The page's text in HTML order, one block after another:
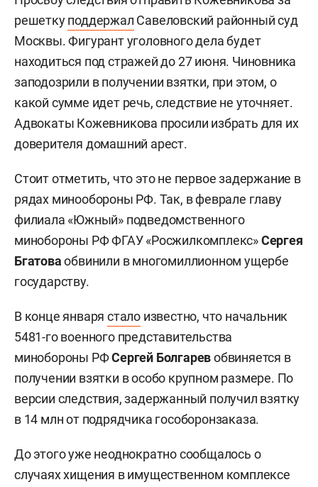
решеткуподдержал Савеловский районный суд
Москвы. Фигурант уголовного дела будет
находиться под стражей до 27 июня. Чиновника
заподозрили в получении взятки, при этом, о
какой сумме идет речь, следствие не уточняет.
Адвокаты Кожевникова просили избрать для их
доверителя домашний арест.
Стоит отметить, что это не первое задержание в
рядах минообороны РФ. Так, в феврале главу
филиала «Южный» подведомственного
минобороны РФ ФГАУ «Росжилкомплекс»Сергея
Бгатоваобвинили в многомиллионном ущербе
государству.
В конце январястало известно, что начальник
5481-го военного представительства
минобороны РФСергей Болгаревобвиняется в
получении взятки в особо крупном размере. По
версии следствия, задержанный получил взятку
в 14 млн от подрядчика гособоронзаказа.
До этого уже неоднократно сообщалось о
случаях хищения в имущественном комплексе